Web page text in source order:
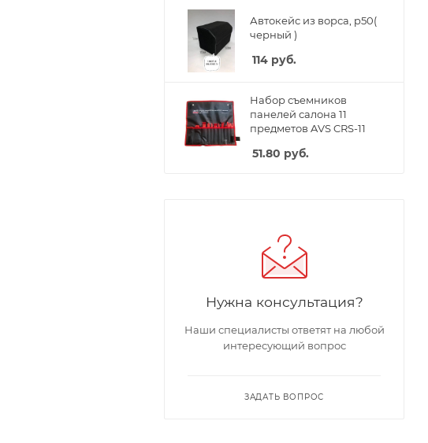
Автокейс из ворса, p50(
черный )
114 руб.
Набор съемников
панелей салона 11
предметов AVS CRS-11
51.80 руб.
Нужна консультация?
Наши специалисты ответят на любой
интересующий вопрос
ЗАДАТЬ ВОПРОС